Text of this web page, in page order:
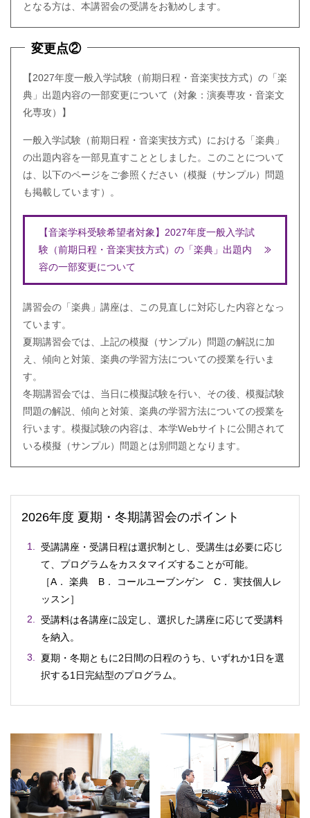
となる方は、本講習会の受講をお勧めします。
変更点②
【2027年度一般入学試験（前期日程・音楽実技方式）の「楽
典」出題内容の一部変更について（対象：演奏専攻・音楽文
化専攻）】
一般入学試験（前期日程・音楽実技方式）における「楽典」
の出題内容を一部見直すこととしました。このことについて
は、以下のページをご参照ください（模擬（サンプル）問題
も掲載しています）。
【音楽学科受験希望者対象】2027年度一般入学試
験（前期日程・音楽実技方式）の「楽典」出題内
容の一部変更について
講習会の「楽典」講座は、この見直しに対応した内容となっ
ています。
夏期講習会では、上記の模擬（サンプル）問題の解説に加
え、傾向と対策、楽典の学習方法についての授業を行いま
す。
冬期講習会では、当日に模擬試験を行い、その後、模擬試験
問題の解説、傾向と対策、楽典の学習方法についての授業を
行います。模擬試験の内容は、本学Webサイトに公開されて
いる模擬（サンプル）問題とは別問題となります。
2026年度 夏期・冬期講習会のポイント
受講講座・受講日程は選択制とし、受講生は必要に応じ
て、プログラムをカスタマイズすることが可能。
［A． 楽典 B． コールユーブンゲン C． 実技個人レ
ッスン］
受講料は各講座に設定し、選択した講座に応じて受講料
を納入。
夏期・冬期ともに2日間の日程のうち、いずれか1日を選
択する1日完結型のプログラム。